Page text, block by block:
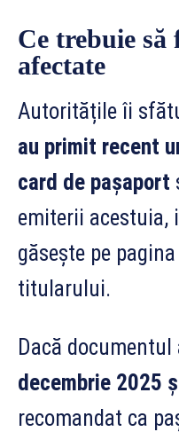
Ce trebuie să
afectate
Autoritățile îi
au primit recent
card de pașaport
emiterii acestuia,
găsește pe
titularului.
Dacă
decembrie 2025
recomandat ca